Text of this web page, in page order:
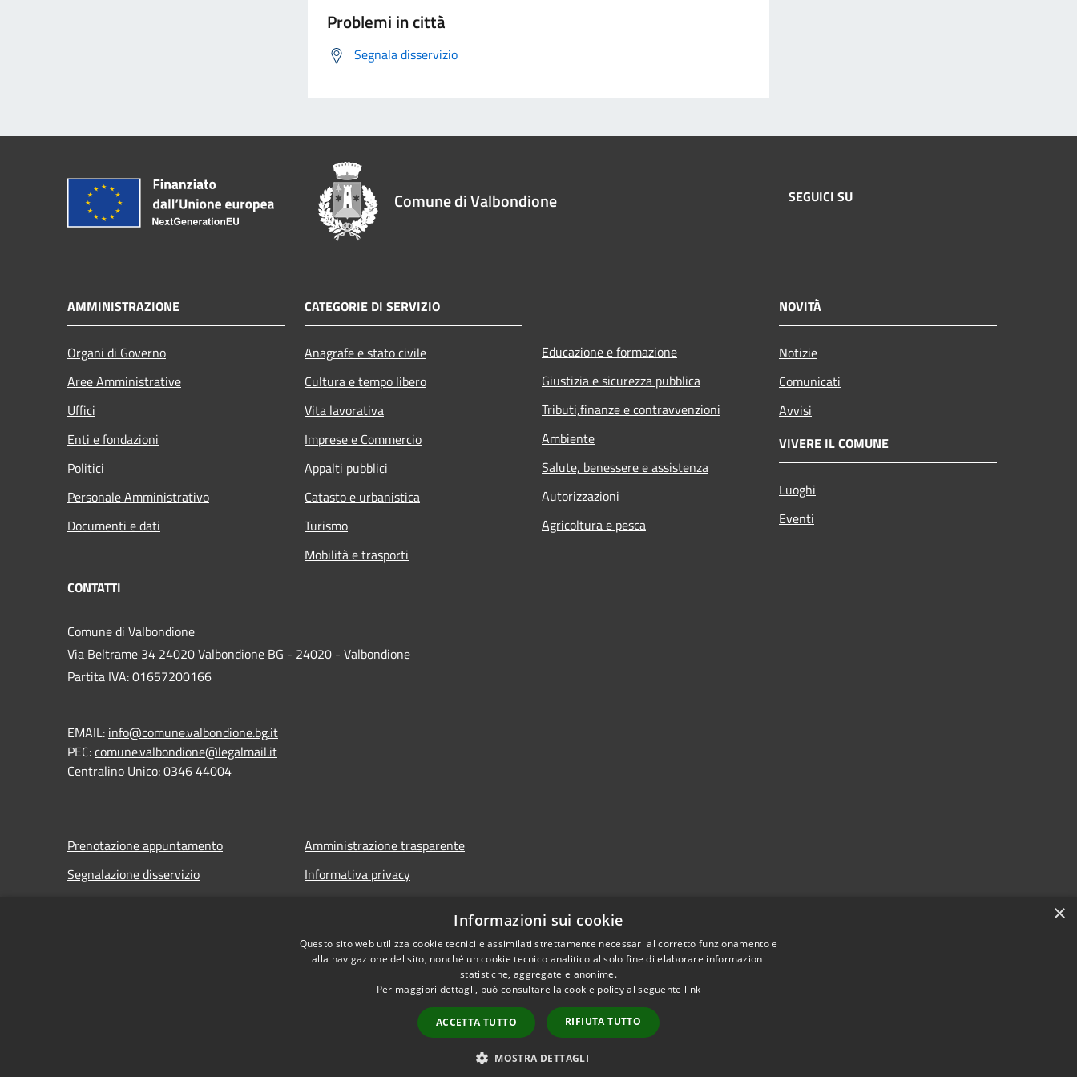
Problemi in città
Segnala disservizio
Comune di Valbondione SEGUICI SU
AMMINISTRAZIONE
Organi di Governo
Aree Amministrative
Uffici
Enti e fondazioni
Politici
Personale Amministrativo
Documenti e dati
CATEGORIE DI SERVIZIO
Anagrafe e stato civile
Cultura e tempo libero
Vita lavorativa
Imprese e Commercio
Appalti pubblici
Catasto e urbanistica
Turismo
Mobilità e trasporti
Educazione e formazione
Giustizia e sicurezza pubblica
Tributi,finanze e contravvenzioni
Ambiente
Salute, benessere e assistenza
Autorizzazioni
Agricoltura e pesca
NOVITÀ
Notizie
Comunicati
Avvisi
VIVERE IL COMUNE
Luoghi
Eventi
CONTATTI
Comune di Valbondione
Via Beltrame 34 24020 Valbondione BG - 24020 - Valbondione
Partita IVA: 01657200166
EMAIL: info@comune.valbondione.bg.it
PEC:comune.valbondione@legalmail.it
Centralino Unico: 0346 44004
Prenotazione appuntamento
Segnalazione disservizio
Amministrazione trasparente
Informativa privacy
Dichiarazione di accessibilità
Copyright © 2026 • Comune di Valbondione • Powered by
×
Informazioni sui cookie
Questo sito web utilizza cookie tecnici e assimilati strettamente necessari al corretto funzionamento e
alla navigazione del sito, nonché un cookie tecnico analitico al solo fine di elaborare informazioni
statistiche, aggregate e anonime.
Per maggiori dettagli, può consultare la cookie policy al seguente link
ACCETTA TUTTO RIFIUTA TUTTO
MOSTRA DETTAGLI